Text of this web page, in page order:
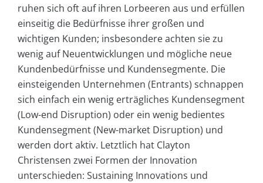
ruhen sich oft auf ihren Lorbeeren aus und erfüllen
einseitig die Bedürfnisse ihrer großen und
wichtigen Kunden; insbesondere achten sie zu
wenig auf Neuentwicklungen und mögliche neue
Kundenbedürfnisse und Kundensegmente. Die
einsteigenden Unternehmen (Entrants) schnappen
sich einfach ein wenig erträgliches Kundensegment
(Low-end Disruption) oder ein wenig bedientes
Kundensegment (New-market Disruption) und
werden dort aktiv. Letztlich hat Clayton
Christensen zwei Formen der Innovation
unterschieden: Sustaining Innovations und